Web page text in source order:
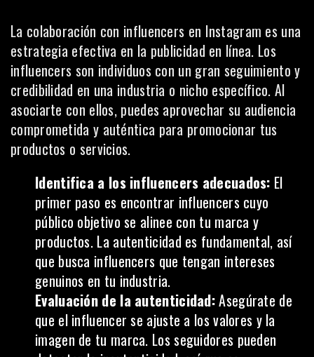
La colaboración con influencers en Instagram es una
estrategia efectiva en la publicidad en línea. Los
influencers son individuos con un gran seguimiento y
credibilidad en una industria o nicho específico. Al
asociarte con ellos, puedes aprovechar su audiencia
comprometida y auténtica para promocionar tus
productos o servicios.
Identifica a los influencers adecuados: El
primer paso es encontrar influencers cuyo
público objetivo se alinee con tu marca y
productos. La autenticidad es fundamental, así
que busca influencers que tengan intereses
genuinos en tu industria.
Evaluación de la autenticidad:Asegúrate de
que el influencer se ajuste a los valores y la
imagen de tu marca. Los seguidores pueden